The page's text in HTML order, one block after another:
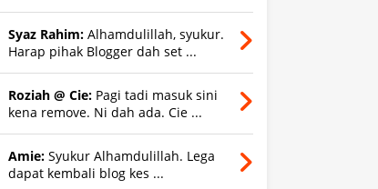
Syaz Rahim: Alhamdulillah, syukur.
Harap pihak Blogger dah set ...
Roziah @ Cie: Pagi tadi masuk sini
kena remove. Ni dah ada. Cie ...
Amie: Syukur Alhamdulillah. Lega
dapat kembali blog kes ...